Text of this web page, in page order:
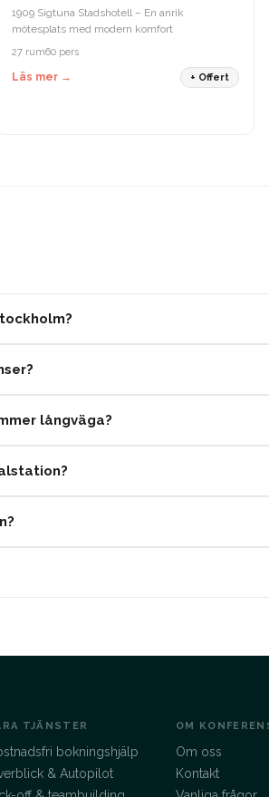
1909 Sigtuna Stadshotell – En anrik
mötesplats med modern komfort
27 rum60 pers
Läs mer → + Offert
långväga?
TJÄNSTER
bokningshjälp
& Autopilot
OM
Om oss
Kontakt